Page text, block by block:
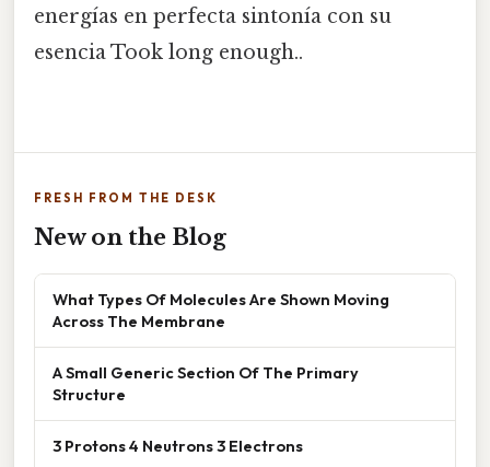
energías en perfecta sintonía con su
esencia Took long enough..
FRESH FROM THE DESK
New on the Blog
What Types Of Molecules Are Shown Moving
Across The Membrane
A Small Generic Section Of The Primary
Structure
3 Protons 4 Neutrons 3 Electrons